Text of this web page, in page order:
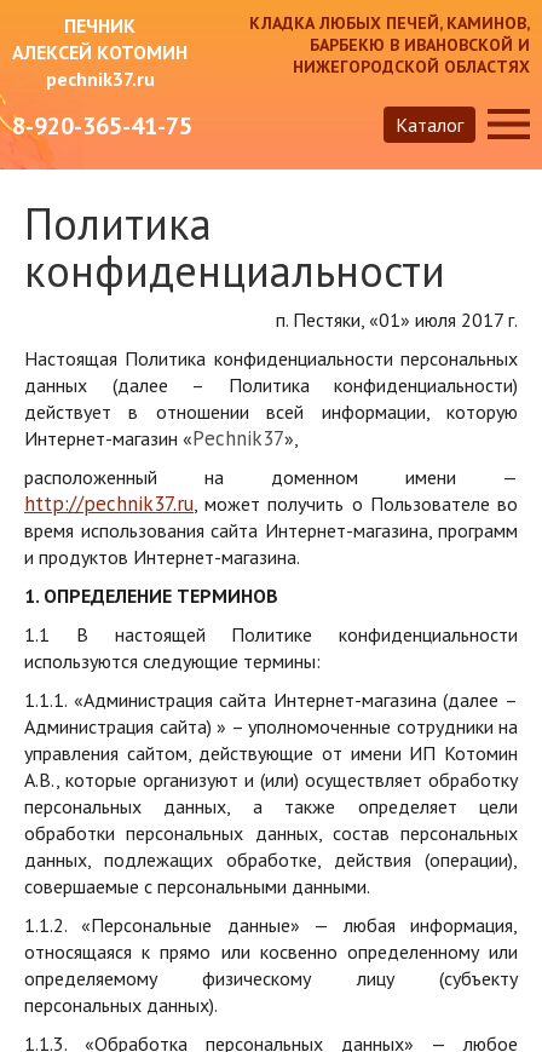
ПЕЧНИК
АЛЕКСЕЙ КОТОМИН
pechnik37.ru
КЛАДКА ЛЮБЫХ ПЕЧЕЙ, КАМИНОВ,
БАРБЕКЮ В ИВАНОВСКОЙ И
НИЖЕГОРОДСКОЙ ОБЛАСТЯХ
8-920-365-41-75 Каталог
Политика
конфиденциальности
п. Пестяки, «01» июля 2017 г.
Настоящая Политика конфиденциальности персональных
данных (далее – Политика конфиденциальности)
действует в отношении всей информации, которую
Интернет-магазин «Pechnik37»,
расположенный на доменном имени —
http://pechnik37.ru, может получить о Пользователе во
время использования сайта Интернет-магазина, программ
и продуктов Интернет-магазина.
1. ОПРЕДЕЛЕНИЕ ТЕРМИНОВ
1.1 В настоящей Политике конфиденциальности
используются следующие термины:
1.1.1. «Администрация сайта Интернет-магазина (далее –
Администрация сайта) » – уполномоченные сотрудники на
управления сайтом, действующие от имени ИП Котомин
А.В., которые организуют и (или) осуществляет обработку
персональных данных, а также определяет цели
обработки персональных данных, состав персональных
данных, подлежащих обработке, действия (операции),
совершаемые с персональными данными.
1.1.2. «Персональные данные» — любая информация,
относящаяся к прямо или косвенно определенному или
определяемому физическому лицу (субъекту
персональных данных).
1.1.3. «Обработка персональных данных» — любое